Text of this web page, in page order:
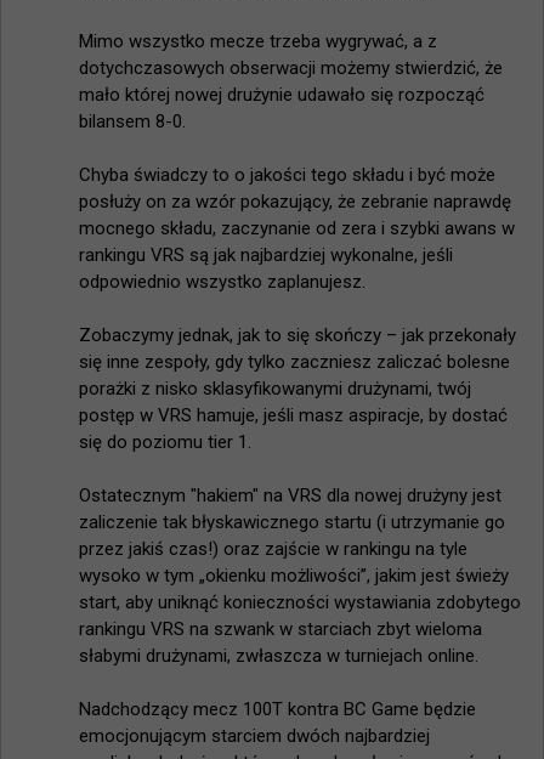
Mimo wszystko mecze trzeba wygrywać, a z
dotychczasowych obserwacji możemy stwierdzić, że
mało której nowej drużynie udawało się rozpocząć
bilansem 8-0.
Chyba świadczy to o jakości tego składu i być może
posłuży on za wzór pokazujący, że zebranie naprawdę
mocnego składu, zaczynanie od zera i szybki awans w
rankingu VRS są jak najbardziej wykonalne, jeśli
odpowiednio wszystko zaplanujesz.
Zobaczymy jednak, jak to się skończy – jak przekonały
się inne zespoły, gdy tylko zaczniesz zaliczać bolesne
porażki z nisko sklasyfikowanymi drużynami, twój
postęp w VRS hamuje, jeśli masz aspiracje, by dostać
się do poziomu tier 1.
Ostatecznym "hakiem" na VRS dla nowej drużyny jest
zaliczenie tak błyskawicznego startu (i utrzymanie go
przez jakiś czas!) oraz zajście w rankingu na tyle
wysoko w tym „okienku możliwości”, jakim jest świeży
start, aby uniknąć konieczności wystawiania zdobytego
rankingu VRS na szwank w starciach zbyt wieloma
słabymi drużynami, zwłaszcza w turniejach online.
Nadchodzący mecz 100T kontra BC Game będzie
emocjonującym starciem dwóch najbardziej